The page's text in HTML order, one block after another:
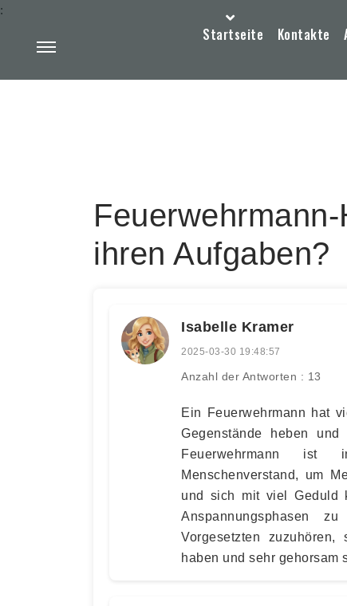
Startseite Kontakte
:
ihren Aufgaben?
Isabelle Kramer
2025-03-30 19:48:57
Anzahl der Antworten : 13
Ein Feuerwehrmann hat
Gegenstände heben
Feuerwehrmann ist
Menschenverstand, um
und sich mit viel Geduld
Anspannungsphasen
Vorgesetzten
haben und sehr gehorsam